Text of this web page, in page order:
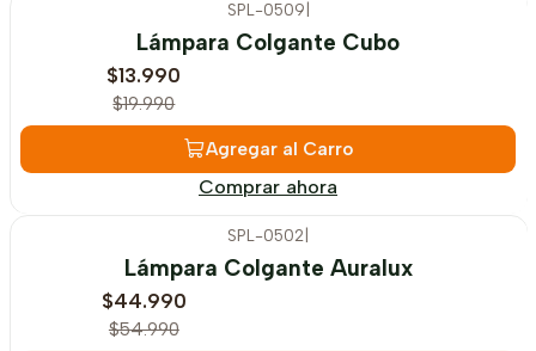
SPL-0509
Lámpara Colgante Cubo
$13.990
$19.990
Agregar al Carro
Comprar ahora
SPL-0502
Lámpara Colgante Auralux
$44.990
$54.990